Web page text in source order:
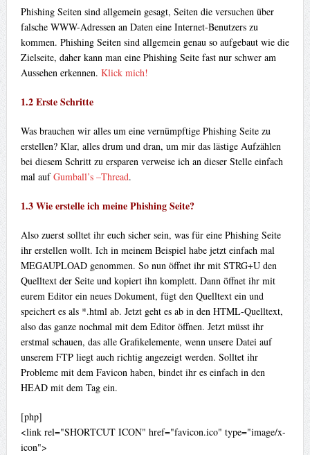
Phishing Seiten sind allgemein gesagt, Seiten die versuchen über
falsche WWW-Adressen an Daten eine Internet-Benutzers zu
kommen. Phishing Seiten sind allgemein genau so aufgebaut wie die
Zielseite, daher kann man eine Phishing Seite fast nur schwer am
Aussehen erkennen. Klick mich!
1.2 Erste Schritte
Was brauchen wir alles um eine vernümpftige Phishing Seite zu
erstellen? Klar, alles drum und dran, um mir das lästige Aufzählen
bei diesem Schritt zu ersparen verweise ich an dieser Stelle einfach
mal aufGumball’s –Thread.
1.3 Wie erstelle ich meine Phishing Seite?
Also zuerst solltet ihr euch sicher sein, was für eine Phishing Seite
ihr erstellen wollt. Ich in meinem Beispiel habe jetzt einfach mal
MEGAUPLOAD genommen. So nun öffnet ihr mit STRG+U den
Quelltext der Seite und kopiert ihn komplett. Dann öffnet ihr mit
eurem Editor ein neues Dokument, fügt den Quelltext ein und
speichert es als *.html ab. Jetzt geht es ab in den HTML-Quelltext,
also das ganze nochmal mit dem Editor öffnen. Jetzt müsst ihr
erstmal schauen, das alle Grafikelemente, wenn unsere Datei auf
unserem FTP liegt auch richtig angezeigt werden. Solltet ihr
Probleme mit dem Favicon haben, bindet ihr es einfach in den
HEAD mit dem Tag ein.
[php]
<link rel="SHORTCUT ICON" href="favicon.ico" type="image/x-
icon">